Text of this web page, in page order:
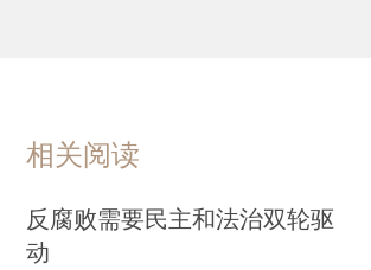
相关阅读
反腐败需要民主和法治双轮驱
动